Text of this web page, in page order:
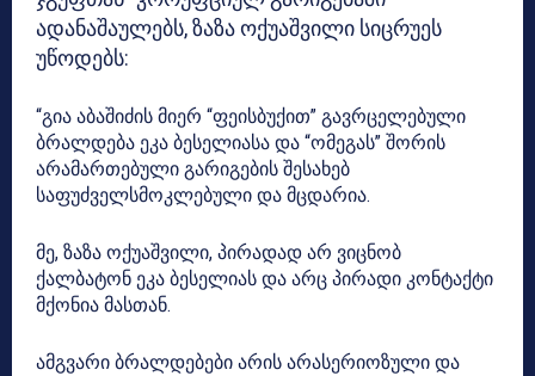
ადანაშაულებს, ზაზა ოქუაშვილი სიცრუეს
უწოდებს:
“გია აბაშიძის მიერ “ფეისბუქით” გავრცელებული
ბრალდება ეკა ბესელიასა და “ომეგას” შორის
არამართებული გარიგების შესახებ
საფუძველსმოკლებული და მცდარია.
მე, ზაზა ოქუაშვილი, პირადად არ ვიცნობ
ქალბატონ ეკა ბესელიას და არც პირადი კონტაქტი
მქონია მასთან.
ამგვარი ბრალდებები არის არასერიოზული და